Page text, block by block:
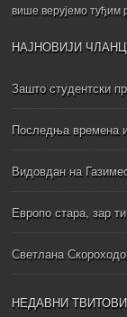
више верујемо туђим
НАЈНОВИЈИ
Зашто студентски
Последња времена
Видовдан на
Европо стара, зар
Светлана
НЕДАВНИ ТВИТОВИ